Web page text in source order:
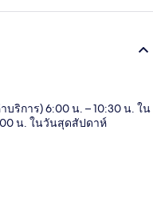
ริการ) 6:00 น. – 10:30 น. ใน
น. ในวันสุดสัปดาห์